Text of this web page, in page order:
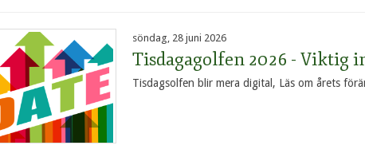
söndag, 28 juni 2026
Tisdagagolfen 2026 - Viktig
Tisdagsolfen blir mera digital, Läs om årets